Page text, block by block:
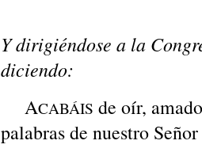
Y dirigiéndose a la
diciendo:
ACABÁIS de oír,
palabras de nuestro